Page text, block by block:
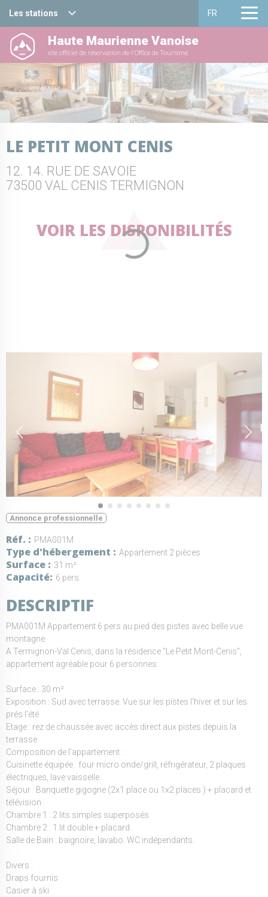
Les stations
Haute Maurienne Vanoise
Valfréjus
La Norma
Aussois
Val Cenis
Bessans
FR
Français
English
Haute Maurienne Vanoise
site officiel de réservation de l'Office de Tourisme
Annonce professionnelle
Réf. PMA001M
Type d'hébergement Appartement 2 pièces
Surface 31 m²
Capacité 6 pers.
DESCRIPTIF
PMA001M Appartement 6 pers au pied des pistes avec belle vue
montagne
A Termignon-Val Cenis, dans la résidence "Le Petit Mont-Cenis",
appartement agréable pour 6 personnes.
Surface : 30 m²
Exposition : Sud avec terrasse. Vue sur les pistes l'hiver et sur les
prés l'été
Etage : rez de chaussée avec accès direct aux pistes depuis la
terrasse
Composition de l'appartement :
Cuisinette équipée : four micro onde/grill, réfrigérateur, 2 plaques
électriques, lave vaisselle.
Séjour : Banquette gigogne (2x1 place ou 1x2 places ) + placard et
télévision
Chambre 1 : 2 lits simples superposés
Chambre 2 : 1 lit double + placard.
Salle de Bain : baignoire, lavabo. WC indépendants.
Divers :
Draps fournis
Casier à ski
LE PETIT MONT CENIS
12. 14. RUE DE SAVOIE
73500 VAL CENIS TERMIGNON
VOIR LES DISPONIBILITÉS